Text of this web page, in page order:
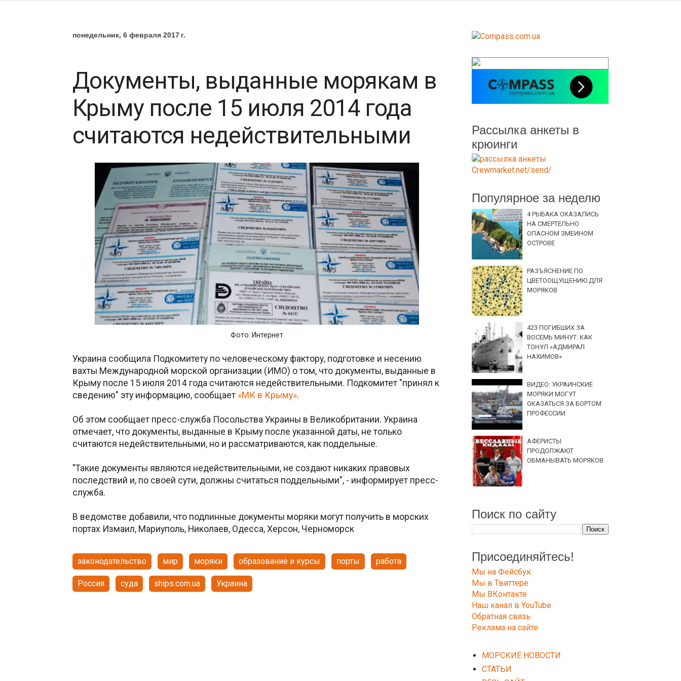
понедельник, 6 февраля 2017 г.
Документы, выданные морякам в
Крыму после 15 июля 2014 года
считаются недействительными
Фото: Интернет
Украина сообщила Подкомитету по человеческому фактору, подготовке и несению
вахты Международной морской организации (ИМО) о том, что документы, выданные в
Крыму после 15 июля 2014 года считаются недействительными. Подкомитет "принял к
сведению" эту информацию, сообщает «МК в Крыму».
Об этом сообщает пресс-служба Посольства Украины в Великобритании. Украина
отмечает, что документы, выданные в Крыму после указанной даты, не только
считаются недействительными, но и рассматриваются, как поддельные.
"Такие документы являются недействительными, не создают никаких правовых
последствий и, по своей сути, должны считаться поддельными", - информирует пресс-
служба.
В ведомстве добавили, что подлинные документы моряки могут получить в морских
портах Измаил, Мариуполь, Николаев, Одесса, Херсон, Черноморск
законодательство мир моряки образование и курсы порты работа
Россия суда ships.com.ua Украина
Рассылка анкеты в
крюинги
Популярное за неделю
4 РЫБАКА ОКАЗАЛИСЬ
НА СМЕРТЕЛЬНО
ОПАСНОМ ЗМЕИНОМ
ОСТРОВЕ
РАЗЪЯСНЕНИЕ ПО
ЦВЕТООЩУЩЕНИЮ ДЛЯ
МОРЯКОВ
423 ПОГИБШИХ ЗА
ВОСЕМЬ МИНУТ: КАК
ТОНУЛ «АДМИРАЛ
НАХИМОВ»
ВИДЕО: УКРАИНСКИЕ
МОРЯКИ МОГУТ
ОКАЗАТЬСЯ ЗА БОРТОМ
ПРОФЕССИИ
АФЕРИСТЫ
ПРОДОЛЖАЮТ
ОБМАНЫВАТЬ МОРЯКОВ
Поиск по сайту
Присоединяйтесь!
Мы на Фейсбук
Мы в Твиттере
Мы ВКонтакте
Наш канал в YouTube
Обратная связь
Реклама на сайте
МОРСКИЕ НОВОСТИ
СТАТЬИ